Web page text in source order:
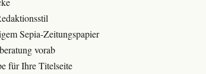
Sepia-Zeitungspapier
vorab
für Ihre Titelseite